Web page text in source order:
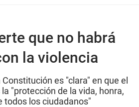
que no habrá
la violencia
es "clara" en que el
"protección de la vida, honra,
todos los ciudadanos"